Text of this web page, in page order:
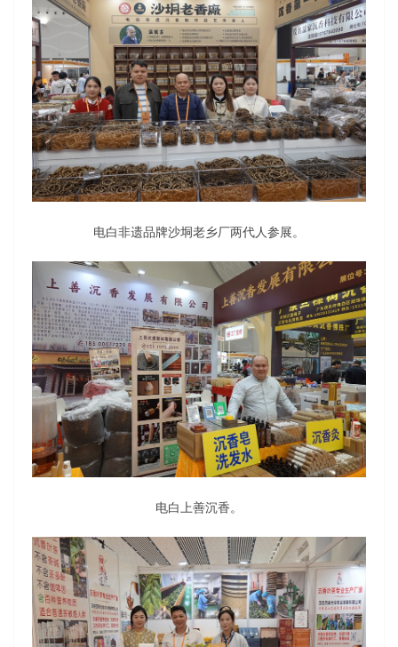
电白非遗品牌沙垌老乡厂两代人参展。
电白上善沉香。